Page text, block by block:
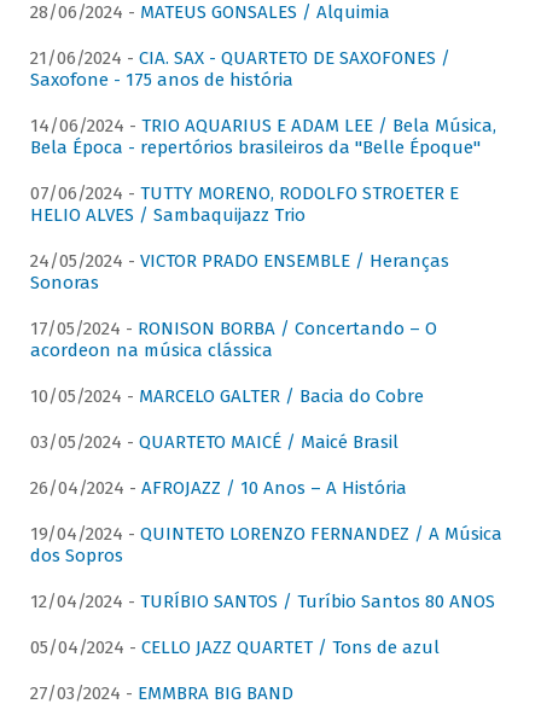
28/06/2024 - MATEUS GONSALES / Alquimia
21/06/2024 - CIA. SAX - QUARTETO DE SAXOFONES /
Saxofone - 175 anos de história
14/06/2024 - TRIO AQUARIUS E ADAM LEE / Bela Música,
Bela Época - repertórios brasileiros da "Belle Époque"
07/06/2024 - TUTTY MORENO, RODOLFO STROETER E
HELIO ALVES / Sambaquijazz Trio
24/05/2024 - VICTOR PRADO ENSEMBLE / Heranças
Sonoras
17/05/2024 - RONISON BORBA / Concertando – O
acordeon na música clássica
10/05/2024 - MARCELO GALTER / Bacia do Cobre
03/05/2024 - QUARTETO MAICÉ / Maicé Brasil
26/04/2024 - AFROJAZZ / 10 Anos – A História
19/04/2024 - QUINTETO LORENZO FERNANDEZ / A Música
dos Sopros
12/04/2024 - TURÍBIO SANTOS / Turíbio Santos 80 ANOS
05/04/2024 - CELLO JAZZ QUARTET / Tons de azul
27/03/2024 - EMMBRA BIG BAND